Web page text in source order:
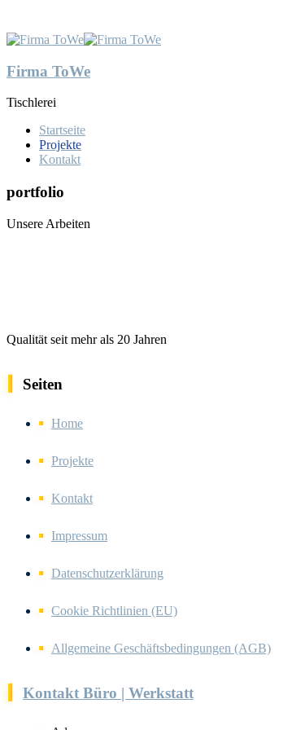
Firma ToWe
Tischlerei
Startseite
Projekte
Kontakt
portfolio
Unsere Arbeiten
Qualität seit mehr als 20 Jahren
Seiten
Home
Projekte
Kontakt
Impressum
Datenschutzerklärung
Cookie Richtlinien (EU)
Allgemeine Geschäftsbedingungen (AGB)
Kontakt Büro | Werkstatt